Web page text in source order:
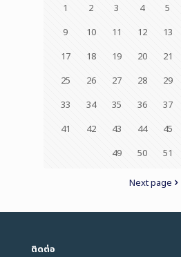
1 2 3 4 5
9
10 11 12 13
17
18 19 20 21
25
26 27 28 29
33
34 35 36 37
41
42 43 44 45
49
50 51
Next page
ติดต่อ